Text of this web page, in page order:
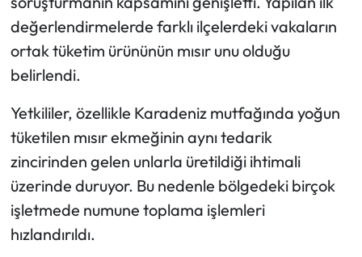
değerlendirmelerde farklı ilçelerdeki vakaların
ortak tüketim ürününün mısır unu olduğu
belirlendi.
Yetkililer, özellikle Karadeniz mutfağında yoğun
tüketilen mısır ekmeğinin aynı tedarik
zincirinden gelen unlarla üretildiği ihtimali
üzerinde duruyor. Bu nedenle bölgedeki birçok
işletmede numune toplama işlemleri
hızlandırıldı.